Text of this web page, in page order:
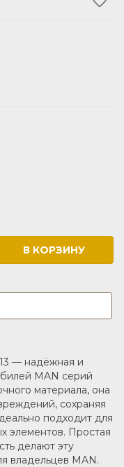
В КОРЗИНУ
— надёжная и
MAN серий
материала, она
сохраняя
подходит для
элементов. Простая
делают эту
владельцев MAN.